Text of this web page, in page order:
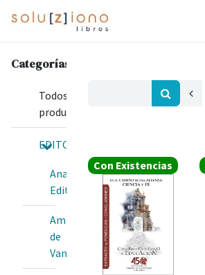
Categorías
Todos los
productos
EDITORIALES
Anawim
Editorial
Amis
de
Van
Con Existencias